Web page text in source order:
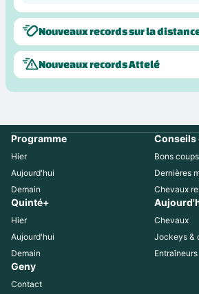
Nouveaux records sur la
Nouveaux records Attelé
Programme
Hier
Aujourd'hui
Demain
Conseils
Bons coups
Dernières
Chevaux
Quinté+
Hier
Aujourd'hui
Demain
Chevaux
Jockeys &
Entraîneurs
Geny
Contact